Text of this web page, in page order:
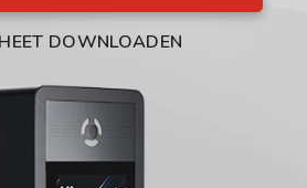
DOWNLOADEN